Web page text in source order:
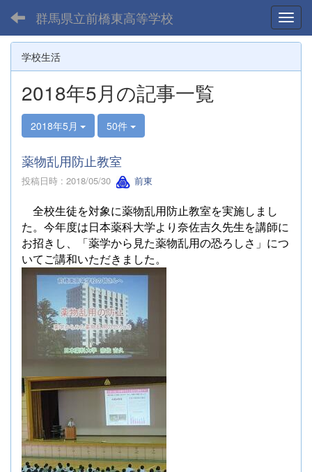
群馬県立前橋東高等学校
学校生活
2018年5月の記事一覧
2018年5月 50件
薬物乱用防止教室
投稿日時 : 2018/05/30 前東
全校生徒を対象に薬物乱用防止教室を実施しまし
た。今年度は日本薬科大学より奈佐吉久先生を講師に
お招きし、「薬学から見た薬物乱用の恐ろしさ」につ
いてご講和いただきました。